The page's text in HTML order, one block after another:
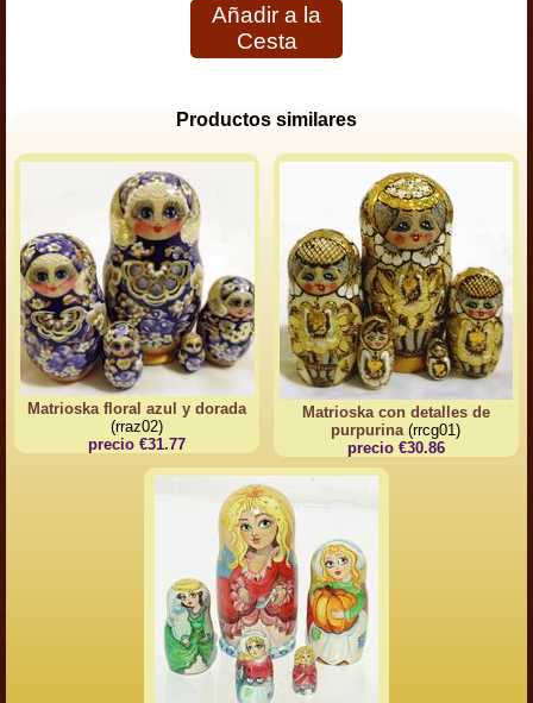
Añadir a la
Cesta
Productos similares
Matrioska floral azul y dorada
(rraz02)
precio €31.77
Matrioska con detalles de
purpurina(rrcg01)
precio €30.86